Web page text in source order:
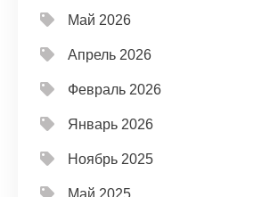
Май 2026
Апрель 2026
Февраль 2026
Январь 2026
Ноябрь 2025
Май 2025